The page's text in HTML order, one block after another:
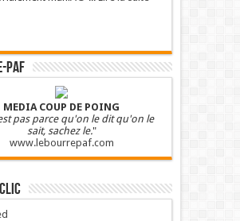
PAF
MEDIA COUP DE POING
pas parce qu'on le dit qu'on le
sait, sachez le."
www.lebourrepaf.com